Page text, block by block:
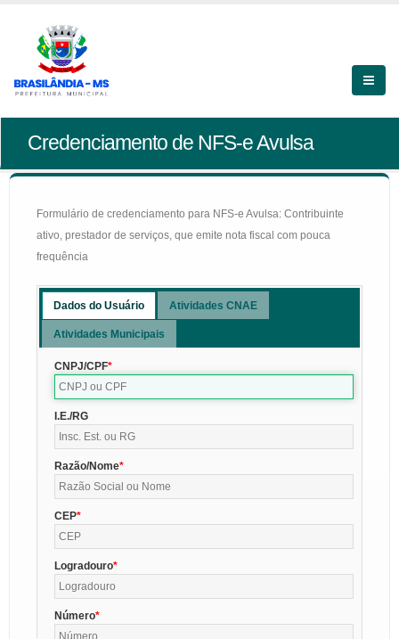
Credenciamento de NFS-e Avulsa
Formulário de credenciamento para NFS-e Avulsa: Contribuinte
ativo, prestador de serviços, que emite nota fiscal com pouca
frequência
Dados do Usuário Atividades CNAE
Atividades Municipais
CNPJ/CPF
I.E./RG
Razão/Nome
CEP
Logradouro
Número